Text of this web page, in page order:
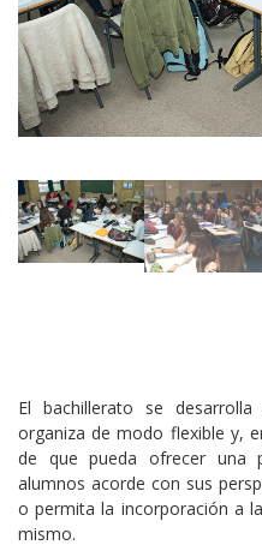
El bachillerato se
organiza de modo flexible y,
de que pueda ofrecer una
alumnos acorde con sus
o permita la incorporación a
mismo.